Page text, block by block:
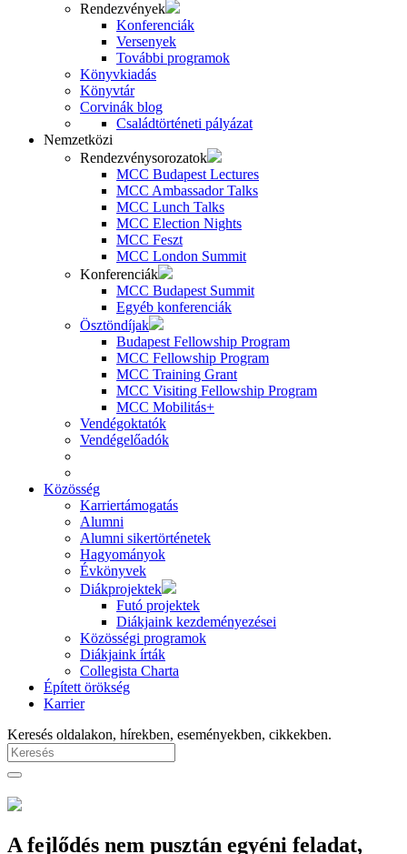
Rendezvények
Konferenciák
Versenyek
További programok
Könyvkiadás
Könyvtár
Corvinák blog
Családtörténeti pályázat
Nemzetközi
Rendezvénysorozatok
MCC Budapest Lectures
MCC Ambassador Talks
MCC Lunch Talks
MCC Election Nights
MCC Feszt
MCC London Summit
Konferenciák
MCC Budapest Summit
Egyéb konferenciák
Ösztöndíjak
Budapest Fellowship Program
MCC Fellowship Program
MCC Training Grant
MCC Visiting Fellowship Program
MCC Mobilitás+
Vendégoktatók
Vendégelőadók
Közösség
Karriertámogatás
Alumni
Alumni sikertörténetek
Hagyományok
Évkönyvek
Diákprojektek
Futó projektek
Diákjaink kezdeményezései
Közösségi programok
Diákjaink írták
Collegista Charta
Épített örökség
Karrier
Keresés oldalakon, hírekben, eseményekben, cikkekben.
A fejlődés nem pusztán egyéni feladat,